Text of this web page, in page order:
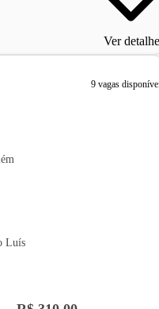
Ver
9 vagas
Luís